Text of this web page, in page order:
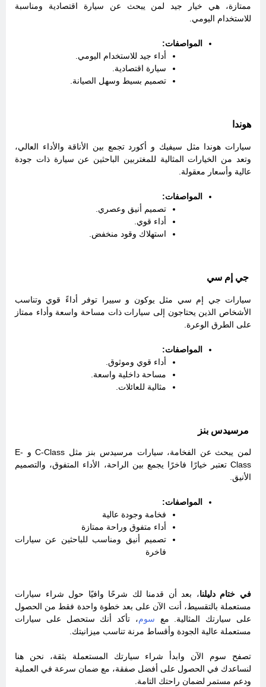
ممتازة، هي خيار جيد لمن يبحث عن سيارة اقتصادية ومناسبة
للاستخدام اليومي.
المواصفات:
أداء جيد للاستخدام اليومي.
سيارة اقتصادية.
تصميم بسيط وسهل الصيانة.
هوندا
سيارات هوندا مثل سيفيك و أكورد تجمع بين الأناقة والأداء العالي،
وتعد من الخيارات المثالية للمغتربين الباحثين عن سيارة ذات جودة
عالية وأسعار معقولة.
المواصفات:
تصميم أنيق وعصري.
أداء قوي.
استهلاك وقود منخفض.
جي إم سي
سيارات جي إم سي مثل يوكون و سييرا توفر أداءً قوي وتناسب
الأشخاص الذين يحتاجون إلى سيارات ذات مساحة واسعة وأداء ممتاز
على الطرق الوعرة.
المواصفات:
أداء قوي وموثوق.
مساحة داخلية واسعة.
مثالية للعائلات.
مرسيدس بنز
لمن يبحث عن الفخامة، سيارات مرسيدس بنز مثل C-Class و E-
Class تعتبر خيارًا فاخرًا يجمع بين الراحة، الأداء المتفوق، والتصميم
الأنيق.
المواصفات:
فخامة وجودة عالية
أداء متفوق وراحة ممتازة
تصميم أنيق ومناسب للباحثين عن سيارات
فاخرة
في ختام دليلنا، بعد أن قدمنا لك شرحًا وافيًا حول شراء سيارات
مستعملة بالتقسيط، أنت الآن على بعد خطوة واحدة فقط من الحصول
على سيارتك المثالية. مع سوم، تأكد أنك ستحصل على سيارات
مستعملة عالية الجودة وأقساط مرنة تناسب ميزانيتك.
تصفح سوم الآن وابدأ شراء سيارتك المستعملة بثقة، نحن هنا
لنساعدك في الحصول على أفضل صفقة، مع ضمان سرعة في العملية
ودعم مستمر لضمان راحتك التامة.